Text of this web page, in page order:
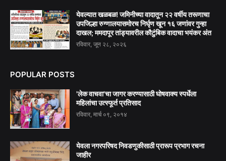
येवल्यात खळबळ! जमिनीच्या वादातून २२ वर्षीय तरूणाचा
उपजिल्हा रुग्णालयासमोरच निर्घृण खून १६ जणांवर गुन्हा
दाखल; ममदापूर तांड्यावरील कौटुंबिक वादाचा भयंकर अंत
रविवार, जून २८, २०२६
POPULAR POSTS
'लेक वाचवा'चा जागर करण्यासाठी घोषवाक्य स्पर्धेला
महिलांचा उत्स्फूर्त प्रतिसाद
रविवार, मार्च ०९, २०१४
येवला नगरपरिषद निवडणुकीसाठी प्रारूप प्रभाग रचना
जाहीर